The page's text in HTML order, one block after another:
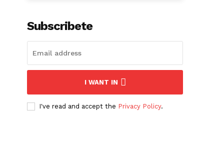
Subscribete
I WANT IN
I've read and accept the Privacy Policy.